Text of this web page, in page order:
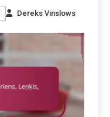
Dereks Vinslows